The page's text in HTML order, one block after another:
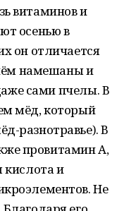
витаминов и
осенью в
он отличается
намешаны и
сами пчелы. В
мёд, который
разнотравье). В
провитамин А,
кислота и
Не